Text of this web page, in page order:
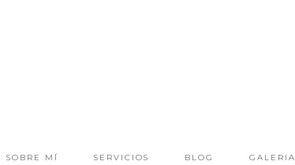
SOBRE MÍ SERVICIOS BLOG GALERIA